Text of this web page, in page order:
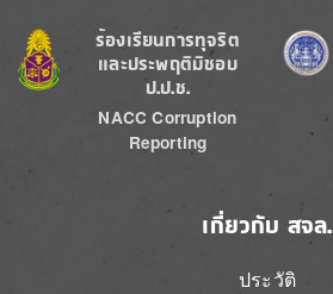
Image
ร้องเรียนการทุจริต
และประพฤติมิชอบ
ป.ป.ช.
NACC Corruption
Reporting
Image
เกี่ยวกับ สจล.
ประวัติ